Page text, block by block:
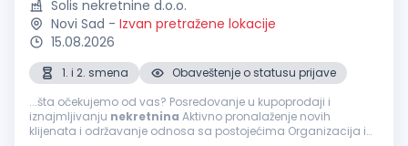
Solis nekretnine d.o.o.
Novi Sad - Izvan pretražene lokacije
15.08.2026
1. i 2. smena
Obaveštenje o statusu prijave
...šta očekujemo od vas? Posredovanje u kupoprodaji i
iznajmljivanju nekretnina Aktivno pronalaženje novih
klijenata i održavanje odnosa sa postojećima Organizacija i